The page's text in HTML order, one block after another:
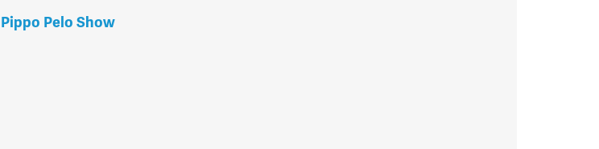
Pippo Pelo Show